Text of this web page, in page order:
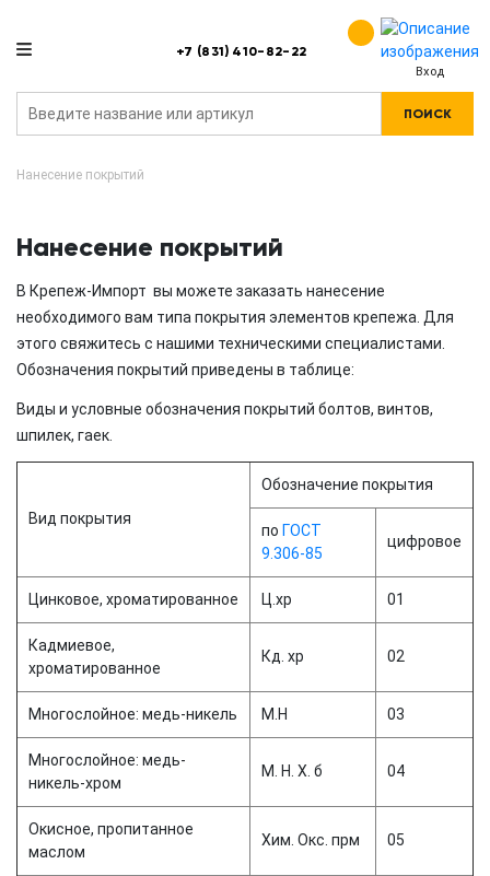
+7 (831) 410-82-22
Вход
ПОИСК
Нанесение покрытий
Нанесение покрытий
В Крепеж-Импорт вы можете заказать нанесение
необходимого вам типа покрытия элементов крепежа. Для
этого свяжитесь с нашими техническими специалистами.
Обозначения покрытий приведены в таблице:
Виды и условные обозначения покрытий болтов, винтов,
шпилек, гаек.
Вид покрытия
Обозначение покрытия
по ГОСТ
9.306-85
цифровое
Цинковое, хроматированное Ц.хр 01
Кадмиевое,
хроматированное
Кд. хр 02
Многослойное: медь-никель М.Н 03
Многослойное: медь-
никель-хром
М. Н. X. б 04
Окисное, пропитанное
маслом
Хим. Окс. прм 05